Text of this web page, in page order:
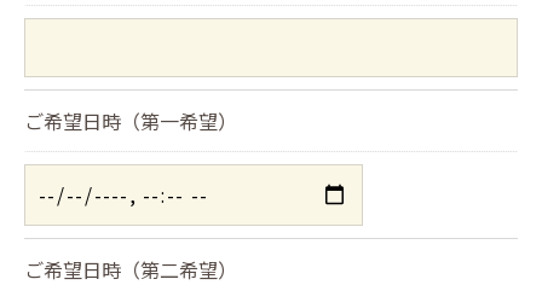
＜個人情報を与えなかった場合に生じる結果＞
のサービスをご提供できない場合がございますので
予めご了承ください。
＜個人情報の開示･訂正・削除･利用停止の手続につ
いて＞
当社では、お客様の個人情報の開示･訂正･削除・利
ご希望日時（第一希望）
ご希望日時（第二希望）